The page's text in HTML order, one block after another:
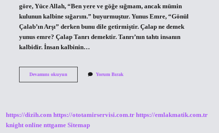
göre, Yüce Allah, “Ben yere ve göğe sığmam, ancak mümin
kulunun kalbine sığarım.” buyurmuştur. Yunus Emre, “Gönül
Çalab’ın Arşı” derken bunu dile getirmiştir. Çalap ne demek
yunus emre? Çalap Tanrı demektir. Tanrı’nın tahtı insanın
kalbidir. İnsan kalbinin…
Devamını okuyunÇalabı
Yorum Bırak
https://dizih.com https://ototamirservisi.com.tr https://emlakmatik.com.tr
knight online nttgame Sitemap